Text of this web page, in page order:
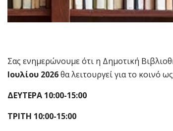
Σας ενημερώνουμε ότι η Δημοτική
Ιουλίου 2026θα λειτουργεί για το κοινό
ΔΕΥΤΕΡΑ 10:00-15:00
ΤΡΙΤΗ 10:00-15:00